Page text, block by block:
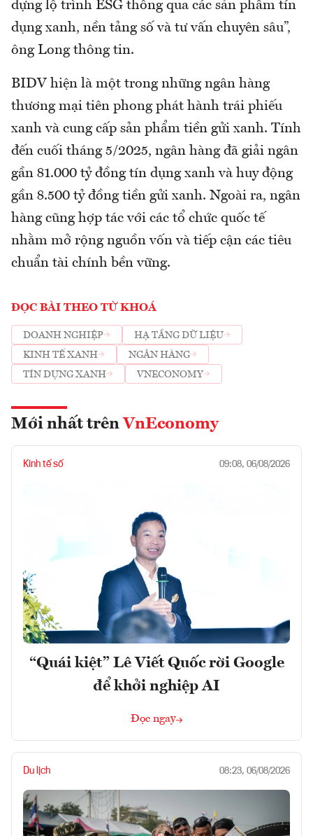
dựng lộ trình ESG thông qua các sản phẩm tín
dụng xanh, nền tảng số và tư vấn chuyên sâu”,
ông Long thông tin.
BIDV hiện là một trong những ngân hàng
thương mại tiên phong phát hành trái phiếu
xanh và cung cấp sản phẩm tiền gửi xanh. Tính
đến cuối tháng 5/2025, ngân hàng đã giải ngân
gần 81.000 tỷ đồng tín dụng xanh và huy động
gần 8.500 tỷ đồng tiền gửi xanh. Ngoài ra, ngân
hàng cũng hợp tác với các tổ chức quốc tế
nhằm mở rộng nguồn vốn và tiếp cận các tiêu
chuẩn tài chính bền vững.
ĐỌC BÀI THEO TỪ KHOÁ
DOANH NGHIỆP
HẠ TẦNG DỮ LIỆU
KINH TẾ XANH
NGÂN HÀNG
TÍN DỤNG XANH
VNECONOMY
Mới nhất trên VnEconomy
Kinh tế số 09:08, 06/08/2026
“Quái kiệt” Lê Viết Quốc rời Google
để khởi nghiệp AI
Đọc ngay
Du lịch 08:23, 06/08/2026